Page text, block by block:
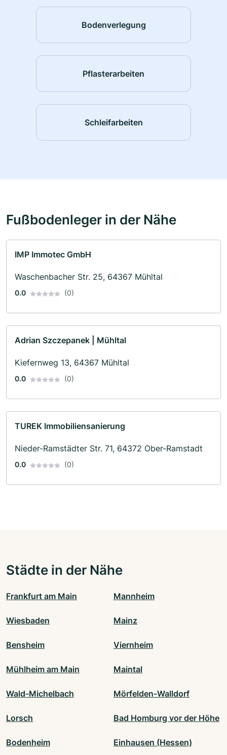
Bodenverlegung
Pflasterarbeiten
Schleifarbeiten
Fußbodenleger in der Nähe
IMP Immotec GmbH
Waschenbacher Str. 25, 64367 Mühltal
0.0 (0)
Adrian Szczepanek | Mühltal
Kiefernweg 13, 64367 Mühltal
0.0 (0)
TUREK Immobiliensanierung
Nieder-Ramstädter Str. 71, 64372 Ober-Ramstadt
0.0 (0)
Städte in der Nähe
Frankfurt am Main Mannheim
Wiesbaden Mainz
Bensheim Viernheim
Mühlheim am Main Maintal
Wald-Michelbach Mörfelden-Walldorf
Lorsch Bad Homburg vor der Höhe
Bodenheim Einhausen (Hessen)